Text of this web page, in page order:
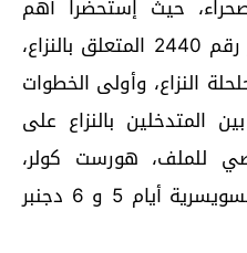
حيث إستحضرا أهم
مخرجات القرار الأممي الأخير رقم 2440 المتعلق بالنزاع،
النزاع، وأولى الخطوات
المتدخلين بالنزاع على
للملف، هورست كولر،
للمائدة المستديرة بجنيف السويسرية أيام 5 و 6 دجنبر